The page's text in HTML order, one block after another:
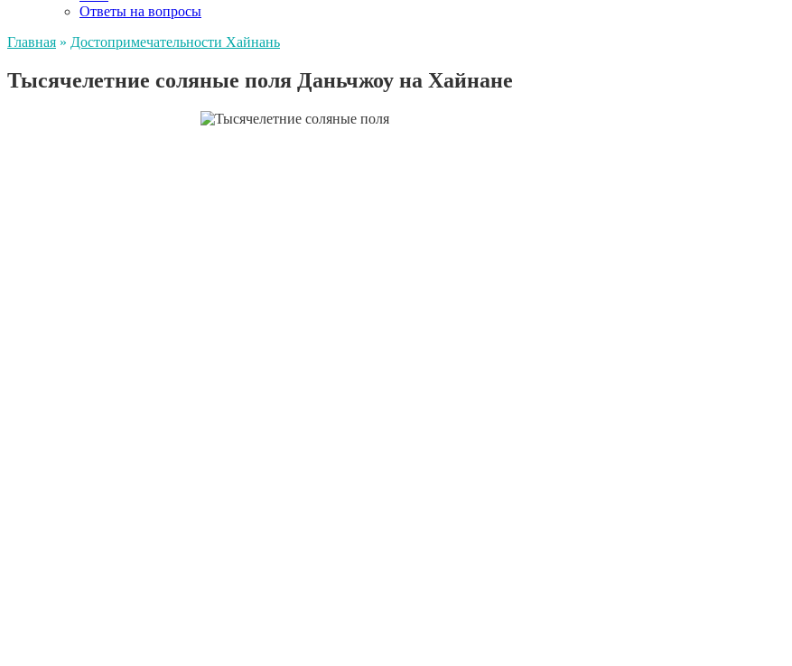
Ответы на вопросы
Главная » Достопримечательности Хайнань
Тысячелетние соляные поля Даньчжоу на Хайнане